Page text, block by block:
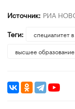
Источник: РИА
Теги:
специалитет в
высшее образование